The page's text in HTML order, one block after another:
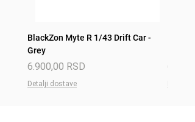
BlackZon Myte R 1/43 Drift Car -
Grey
Price
6.900,00 RSD
Detalji dostave
Price